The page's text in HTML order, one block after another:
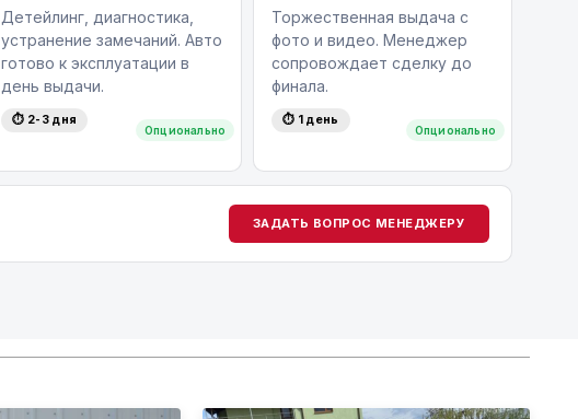
Опционально
Детейлинг, диагностика,
устранение замечаний. Авто
готово к эксплуатации в
день выдачи.
⏱ 2-3 дня
Опционально
Торжественная выдача с
фото и видео. Менеджер
сопровождает сделку до
финала.
⏱ 1 день
ЗАДАТЬ ВОПРОС МЕНЕДЖЕРУ